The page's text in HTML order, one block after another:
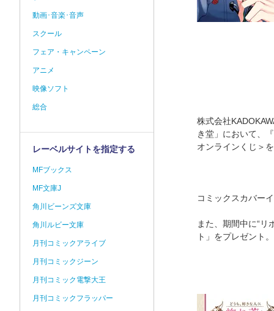
株式会社
き堂」において、
オンラインくじ＞
コミックスカバー
また、期間中に“
ト」をプレゼント
動画･音楽･音声
スクール
フェア・キャンペーン
アニメ
映像ソフト
総合
レーベルサイトを指定する
MFブックス
MF文庫J
角川ビーンズ文庫
角川ルビー文庫
月刊コミックアライブ
月刊コミックジーン
月刊コミック電撃大王
月刊コミックフラッパー